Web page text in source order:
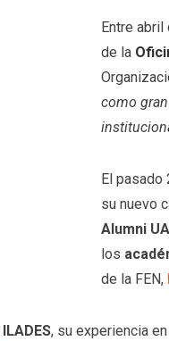
Entre
de la
como
El pasado
su nuevo
Alumni
los
de la FEN,
ILADES, su experiencia